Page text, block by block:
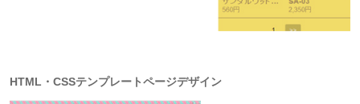
HTML・CSSテンプレートページデザイン